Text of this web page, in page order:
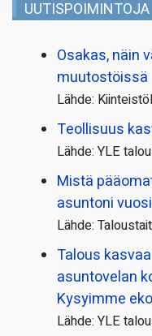
UUTISPOIMINTOJA
Osakas, näin
muutostöissä
Lähde:
Teollisuus
Lähde: YLE
Mistä
asuntoni
Lähde:
Talous
asuntovelan
Kysyimme
Lähde: YLE